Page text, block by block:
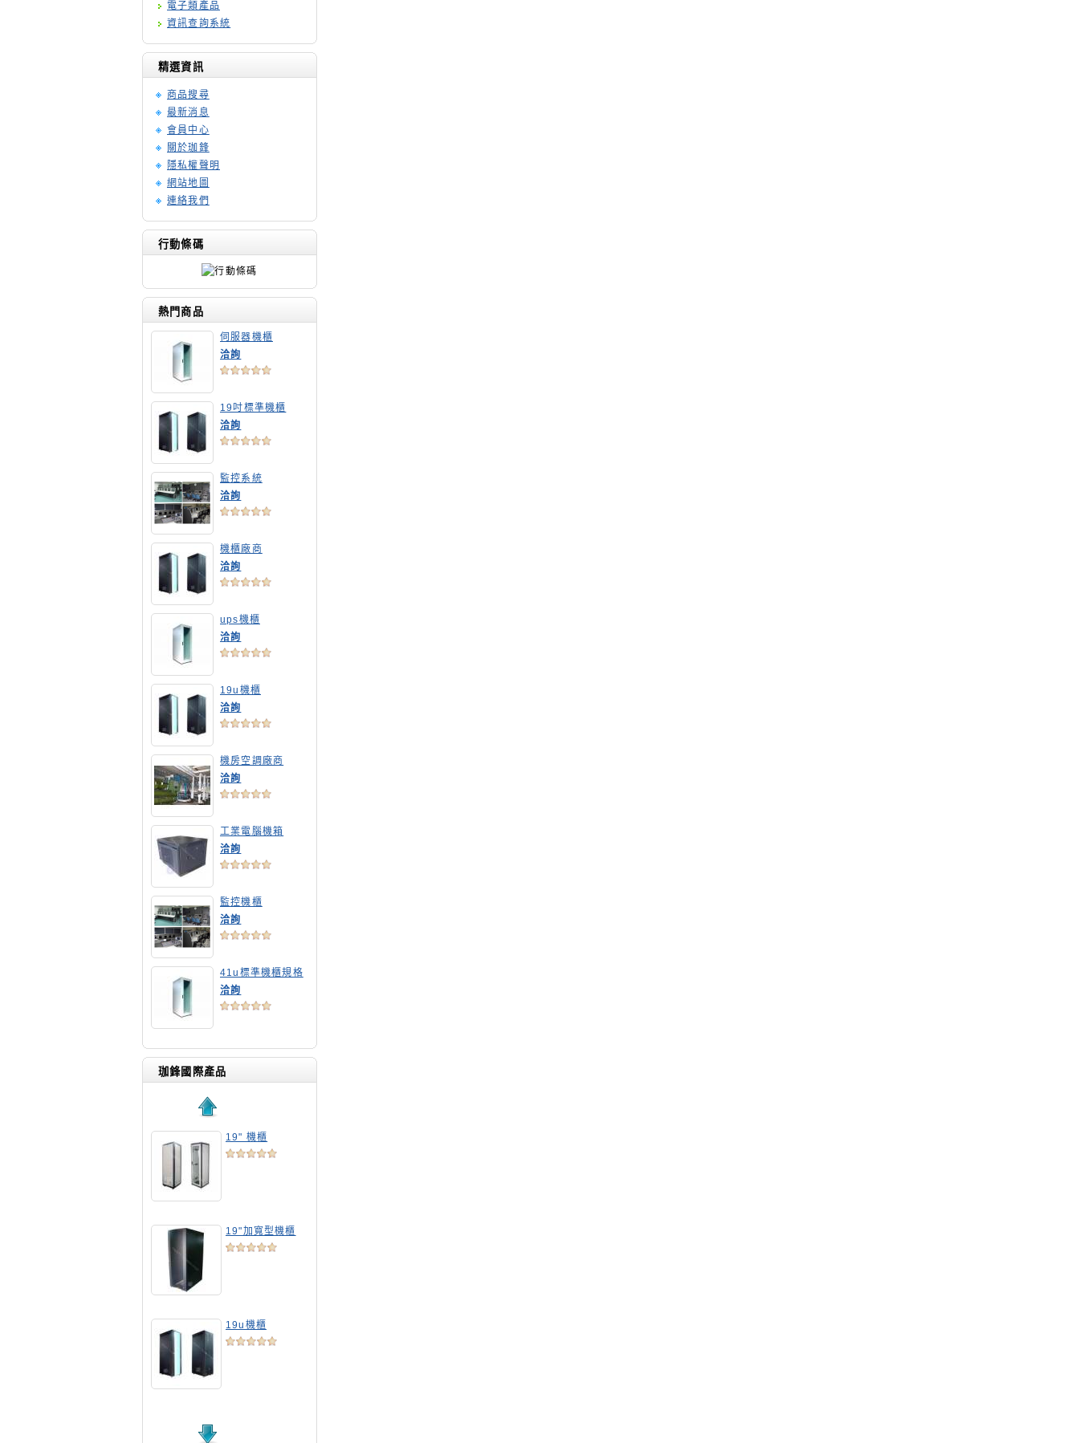
電子類產品
資訊查詢系統
精選資訊
商品搜尋
最新消息
會員中心
關於珈鋒
隱私權聲明
網站地圖
連絡我們
行動條碼
熱門商品
伺服器機櫃
洽詢
19吋標準機櫃
洽詢
監控系統
洽詢
機櫃廠商
洽詢
ups機櫃
洽詢
19u機櫃
洽詢
機房空調廠商
洽詢
工業電腦機箱
洽詢
監控機櫃
洽詢
41u標準機櫃規格
洽詢
珈鋒國際產品
19" 機櫃
19"加寬型機櫃
19u機櫃